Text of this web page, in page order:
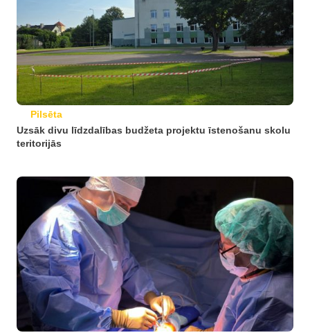
Pilsēta
Uzsāk divu līdzdalības budžeta projektu īstenošanu skolu
teritorijās